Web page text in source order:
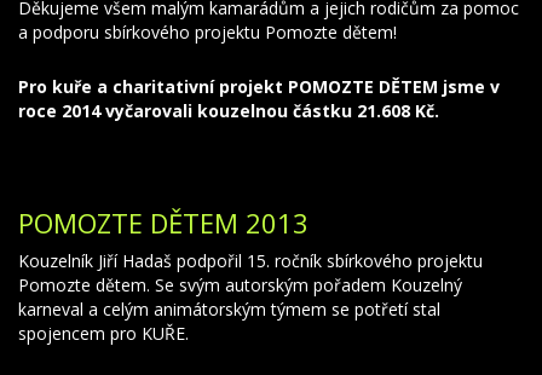
Děkujeme všem malým kamarádům a jejich rodičům za pomoc
a podporu sbírkového projektu Pomozte dětem!
Pro kuře a charitativní projekt POMOZTE DĚTEM jsme v
roce 2014 vyčarovali kouzelnou částku 21.608 Kč.
POMOZTE DĚTEM 2013
Kouzelník Jiří Hadaš podpořil 15. ročník sbírkového projektu
Pomozte dětem. Se svým autorským pořadem Kouzelný
karneval a celým animátorským týmem se potřetí stal
spojencem pro KUŘE.